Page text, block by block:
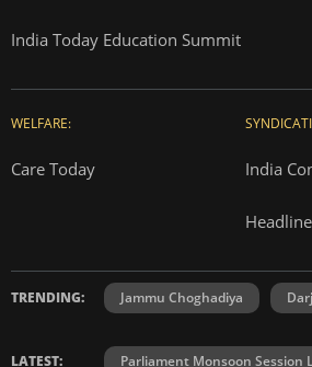
India Today Education Summit
WELFARE:
Care Today India
TRENDING: Jammu Choghadiya
LATEST: Parliament Monsoon Session